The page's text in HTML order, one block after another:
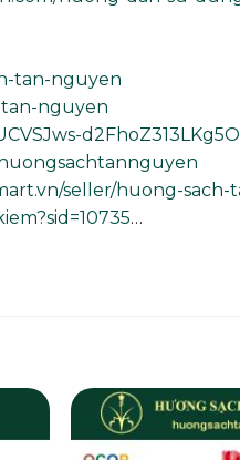
tan-nguyen
nguyen
seller/huong-
…